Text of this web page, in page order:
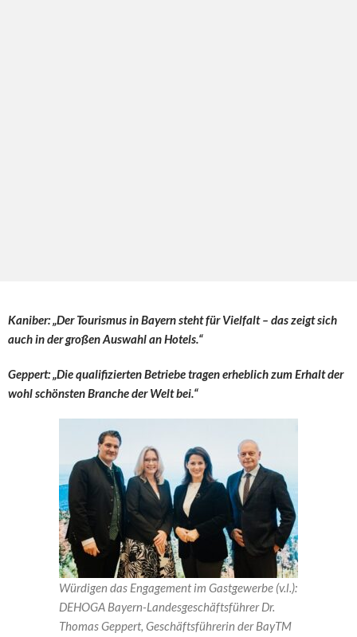
Kaniber: „Der Tourismus in Bayern steht für Vielfalt – das zeigt sich
auch in der großen Auswahl an Hotels.“
Geppert: „Die qualifizierten Betriebe tragen erheblich zum Erhalt der
wohl schönsten Branche der Welt bei.“
Würdigen das Engagement im Gastgewerbe (v.l.):
DEHOGA Bayern-Landesgeschäftsführer Dr.
Thomas Geppert, Geschäftsführerin der BayTM